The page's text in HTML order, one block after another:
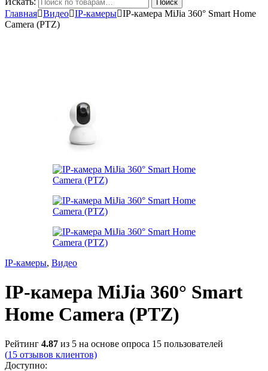
Поиск
Главная Видео IP-камеры IP-камера MiJia 360° Smart Home
Camera (PTZ)
IP-камеры, Видео
IP-камера MiJia 360° Smart
Home Camera (PTZ)
Рейтинг 4.87 из 5 на основе опроса 15 пользователей
(15 отзывов клиентов)
Доступно: